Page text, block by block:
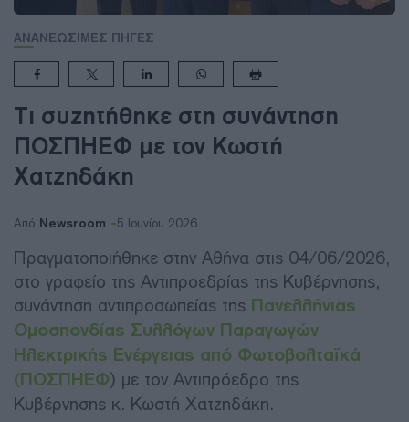
ΑΝΑΝΕΩΣΙΜΕΣ ΠΗΓΕΣ
Τι συζητήθηκε στη συνάντηση
ΠΟΣΠΗΕΦ με τον Κωστή
Χατζηδάκη
Από Newsroom 5 Ιουνίου 2026
Πραγματοποιήθηκε στην Αθήνα στις 04/06/2026,
στο γραφείο της Αντιπροεδρίας της Κυβέρνησης,
συνάντηση αντιπροσωπείας της Πανελλήνιας
Ομοσπονδίας Συλλόγων Παραγωγών
Ηλεκτρικής Ενέργειας από Φωτοβολταϊκά
(ΠΟΣΠΗΕΦ) με τον Αντιπρόεδρο της
Κυβέρνησης κ. Κωστή Χατζηδάκη.